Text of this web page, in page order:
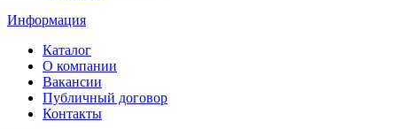
Информация
Каталог
О компании
Вакансии
Публичный договор
Контакты